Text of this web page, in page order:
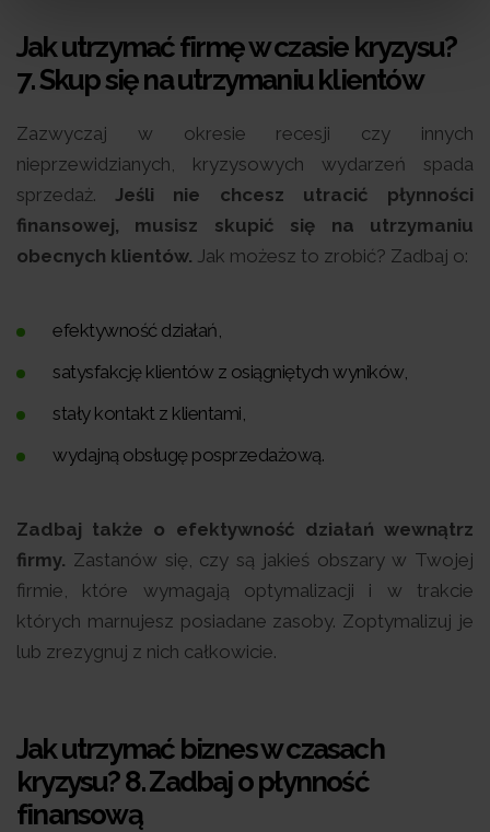
Jak utrzymać firmę w czasie kryzysu?
7.Skup się na utrzymaniu klientów
Zazwyczaj w okresie recesji czy innych
nieprzewidzianych, kryzysowych wydarzeń spada
sprzedaż. Jeśli nie chcesz utracić płynności
finansowej, musisz skupić się na utrzymaniu
obecnych klientów. Jak możesz to zrobić? Zadbaj o:
efektywność działań,
satysfakcję klientów z osiągniętych wyników,
stały kontakt z klientami,
wydajną obsługę posprzedażową.
Zadbaj także o efektywność działań wewnątrz
firmy. Zastanów się, czy są jakieś obszary w Twojej
firmie, które wymagają optymalizacji i w trakcie
których marnujesz posiadane zasoby. Zoptymalizuj je
lub zrezygnuj z nich całkowicie.
Jak utrzymać biznes w czasach
kryzysu? 8.Zadbaj o płynność
finansową